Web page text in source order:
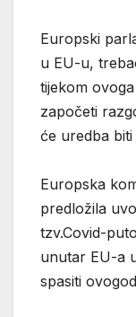
Europski
u EU-u,
tijekom
započeti
će uredba
Europska
predložila
tzv.Covid-
unutar EU-a
spasiti